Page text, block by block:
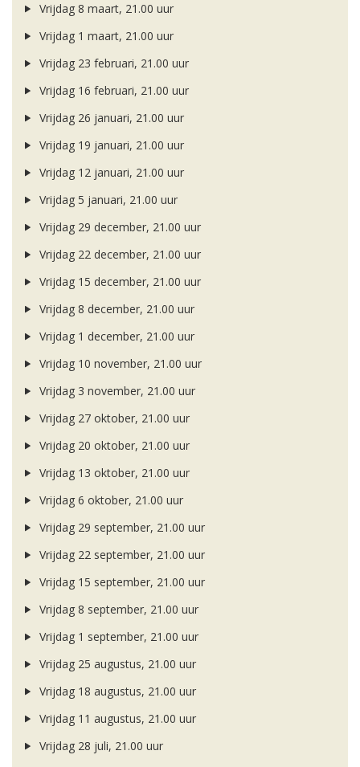
Vrijdag 8 maart, 21.00 uur
Vrijdag 1 maart, 21.00 uur
Vrijdag 23 februari, 21.00 uur
Vrijdag 16 februari, 21.00 uur
Vrijdag 26 januari, 21.00 uur
Vrijdag 19 januari, 21.00 uur
Vrijdag 12 januari, 21.00 uur
Vrijdag 5 januari, 21.00 uur
Vrijdag 29 december, 21.00 uur
Vrijdag 22 december, 21.00 uur
Vrijdag 15 december, 21.00 uur
Vrijdag 8 december, 21.00 uur
Vrijdag 1 december, 21.00 uur
Vrijdag 10 november, 21.00 uur
Vrijdag 3 november, 21.00 uur
Vrijdag 27 oktober, 21.00 uur
Vrijdag 20 oktober, 21.00 uur
Vrijdag 13 oktober, 21.00 uur
Vrijdag 6 oktober, 21.00 uur
Vrijdag 29 september, 21.00 uur
Vrijdag 22 september, 21.00 uur
Vrijdag 15 september, 21.00 uur
Vrijdag 8 september, 21.00 uur
Vrijdag 1 september, 21.00 uur
Vrijdag 25 augustus, 21.00 uur
Vrijdag 18 augustus, 21.00 uur
Vrijdag 11 augustus, 21.00 uur
Vrijdag 28 juli, 21.00 uur